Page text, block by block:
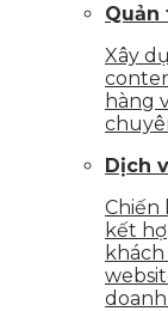
Quản
Xây
hàng
Dịch
Chiến
kết